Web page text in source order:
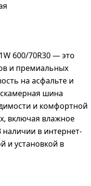
600/70R30 — это
и премиальных
на асфальте и
шина
и комфортной
включая влажное
наличии в интернет-
и установкой в